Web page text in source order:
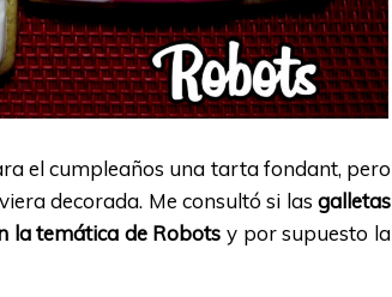
el cumpleaños una tarta fondant, pero
decorada. Me consultó si las galletas
la temática de Robots y por supuesto la